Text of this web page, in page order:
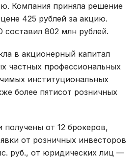
Компания приняла решение
425 рублей за акцию.
802 млн рублей.
в акционерный капитал
частных профессиональных
институциональных
более пятисот розничных
получены от 12 брокеров,
от розничных инвесторов
руб., от юридических лиц —